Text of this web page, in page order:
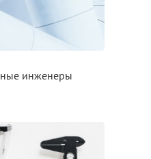
инженеры